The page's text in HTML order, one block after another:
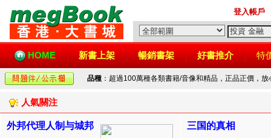
登入帳戶
HOME 新書上架 暢銷書架 好書推介 特
品種 ：超過100萬種各類書籍/音像和精品，正品正價，
人氣關注
外邦代理人制与城邦 三国的真相